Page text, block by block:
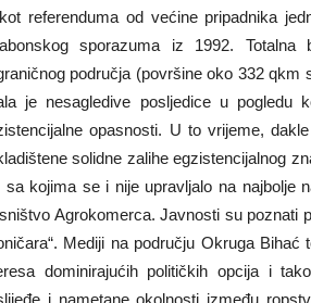
referenduma od većine pripadnika
sporazuma iz 1992.
područja (površine oko 332
je nesagledive posljedice u pogledu
opasnosti. U to vrijeme,
solidne zalihe egzistencijalnog
kojima se i nije upravljalo na najbolje
Agrokomerca. Javnosti su poznati
Mediji na području Okruga
dominirajućih političkih opcija i
i nametane okolnosti između